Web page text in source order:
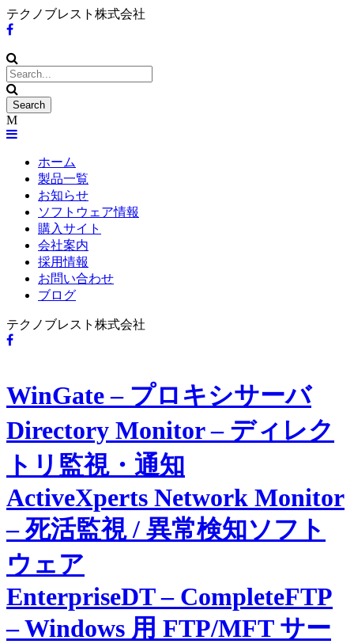
テクノブレスト株式会社
ホーム
製品一覧
お知らせ
ソフトウェア情報
購入サイト
会社案内
採用情報
お問い合わせ
ブログ
テクノブレスト株式会社
WinGate – プロキシサーバ
Directory Monitor – ディレク
トリ監視・通知
ActiveXperts Network Monitor
– 死活監視 / 異常検知ソフト
ウェア
EnterpriseDT – CompleteFTP
– Windows 用 FTP/MFT サー